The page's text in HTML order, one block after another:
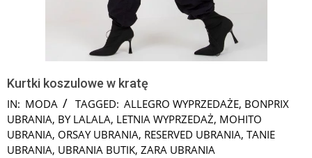
Kurtki koszulowe w kratę
IN: MODA TAGGED: ALLEGRO WYPRZEDAŻE, BONPRIX
UBRANIA, BY LALALA, LETNIA WYPRZEDAŻ, MOHITO
UBRANIA, ORSAY UBRANIA, RESERVED UBRANIA, TANIE
UBRANIA, UBRANIA BUTIK, ZARA UBRANIA